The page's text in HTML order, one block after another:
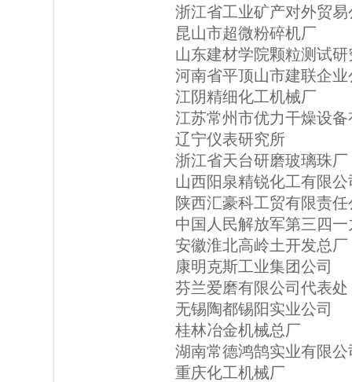
浙江省工业矿产对外贸易
昆山市超微粉碎机厂
山东建材学院颗粒测试研
河南省平顶山市建联企业
江阴精细化工机械厂
江苏常州市优力干燥设
辽宁仪表研究所
浙江省天台研磨玻璃珠厂
山西阳泉精锐化工有限公
陕西汇豪科工贸有限责任
中国人民解放军第三四
安徽淮北高岭土开发总厂
康明克斯工业集团公司
芬兰爱磨有限公司代表
无锡陶都锡阳实业公司
桂林冶金机械总厂
湖南常德鸿鹄实业有限公
重庆化工机械厂